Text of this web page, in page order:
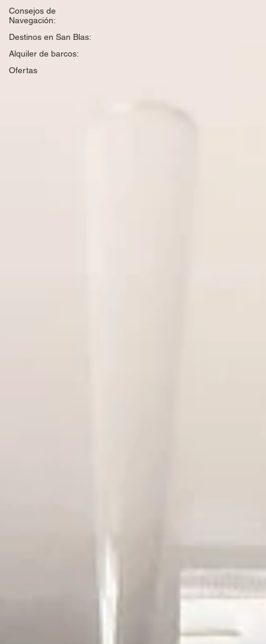
Consejos de
Navegación:
Destinos en San Blas:
Alquiler de barcos:
Ofertas